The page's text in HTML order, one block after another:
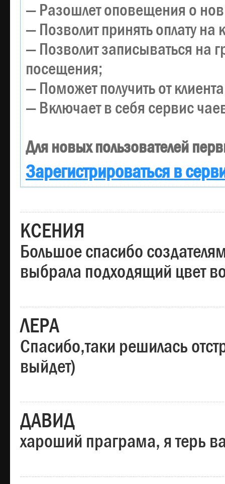
— Разошлет оповещения о
— Позволит принять оплату
— Позволит записываться на
посещения;
— Поможет получить от
— Включает в себя сервис
Для новых пользователей
Зарегистрироваться в
КСЕНИЯ
Большое спасибо
выбрала подходящий цвет
ЛЕРА
Спасибо,таки решилась
выйдет)
ДАВИД
хароший праграма, я терь